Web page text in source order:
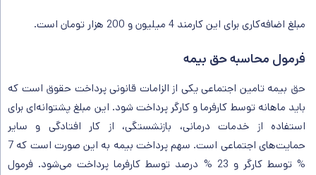
مبلغ اضافه‌کاری برای این کارمند 4 میلیون و 200 هزار تومان است.
فرمول محاسبه حق بیمه
حق بیمه تامین اجتماعی یکی از الزامات قانونی پرداخت حقوق است که
باید ماهانه توسط کارفرما و کارگر پرداخت شود. این مبلغ پشتوانه‌ای برای
استفاده از خدمات درمانی، بازنشستگی، از کار افتادگی و سایر
حمایت‌های اجتماعی است. سهم پرداخت بیمه به این صورت است که 7
% توسط کارگر و 23 % درصد توسط کارفرما پرداخت می‌شود. فرمول